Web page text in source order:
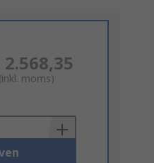
2.568,35
(inkl. moms)